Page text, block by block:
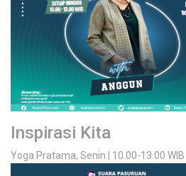
Inspirasi Kita
Yoga Pratama, Senin | 10.00-13.00 WIB